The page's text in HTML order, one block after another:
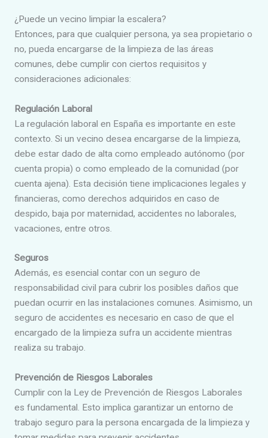
¿Puede un vecino limpiar la escalera?
Entonces, para que cualquier persona, ya sea propietario o
no, pueda encargarse de la limpieza de las áreas
comunes, debe cumplir con ciertos requisitos y
consideraciones adicionales:
Regulación Laboral
La regulación laboral en España es importante en este
contexto. Si un vecino desea encargarse de la limpieza,
debe estar dado de alta como empleado autónomo (por
cuenta propia) o como empleado de la comunidad (por
cuenta ajena). Esta decisión tiene implicaciones legales y
financieras, como derechos adquiridos en caso de
despido, baja por maternidad, accidentes no laborales,
vacaciones, entre otros.
Seguros
Además, es esencial contar con un seguro de
responsabilidad civil para cubrir los posibles daños que
puedan ocurrir en las instalaciones comunes. Asimismo, un
seguro de accidentes es necesario en caso de que el
encargado de la limpieza sufra un accidente mientras
realiza su trabajo.
Prevención de Riesgos Laborales
Cumplir con la Ley de Prevención de Riesgos Laborales
es fundamental. Esto implica garantizar un entorno de
trabajo seguro para la persona encargada de la limpieza y